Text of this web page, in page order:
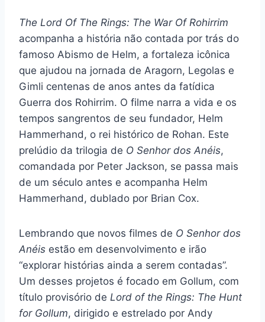
The Lord Of The Rings: The War Of Rohirrim
acompanha a história não contada por trás do
famoso Abismo de Helm, a fortaleza icônica
que ajudou na jornada de Aragorn, Legolas e
Gimli centenas de anos antes da fatídica
Guerra dos Rohirrim. O filme narra a vida e os
tempos sangrentos de seu fundador, Helm
Hammerhand, o rei histórico de Rohan. Este
prelúdio da trilogia de O Senhor dos Anéis,
comandada por Peter Jackson, se passa mais
de um século antes e acompanha Helm
Hammerhand, dublado por Brian Cox.
Lembrando que novos filmes de O Senhor dos
Anéis estão em desenvolvimento e irão
“explorar histórias ainda a serem contadas”.
Um desses projetos é focado em Gollum, com
título provisório de Lord of the Rings: The Hunt
for Gollum, dirigido e estrelado por Andy